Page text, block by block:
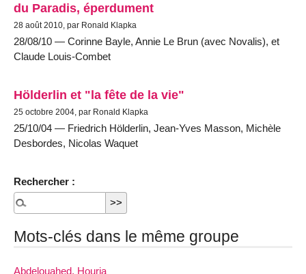
du Paradis, éperdument
28 août 2010, par Ronald Klapka
28/08/10 — Corinne Bayle, Annie Le Brun (avec Novalis), et
Claude Louis-Combet
Hölderlin et "la fête de la vie"
25 octobre 2004, par Ronald Klapka
25/10/04 — Friedrich Hölderlin, Jean-Yves Masson, Michèle
Desbordes, Nicolas Waquet
Rechercher :
Mots-clés dans le même groupe
Abdelouahed, Houria